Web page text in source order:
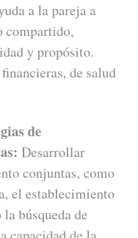
a la pareja a
compartido,
y propósito.
de salud
de
Desarrollar
conjuntas, como
el establecimiento
búsqueda de